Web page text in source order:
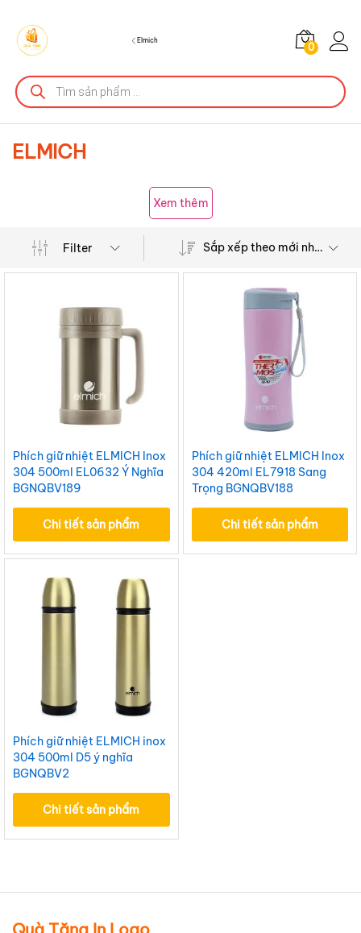
Elmich
0
Tìm
kiếm
sản
ELMICH
Xem thêm
Filter Sắp xếp theo mới nhất
Phích giữ nhiệt ELMICH Inox
304 500ml EL0632 Ý Nghĩa
BGNQBV189
Chi tiết sản phẩm
Phích giữ nhiệt ELMICH Inox
304 420ml EL7918 Sang
Trọng BGNQBV188
Chi tiết sản phẩm
Phích giữ nhiệt ELMICH inox
304 500ml D5 ý nghĩa
BGNQBV2
Chi tiết sản phẩm